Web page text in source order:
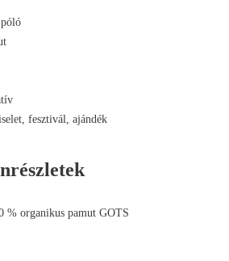
fesztivál, ajándék
% organikus pamut GOTS